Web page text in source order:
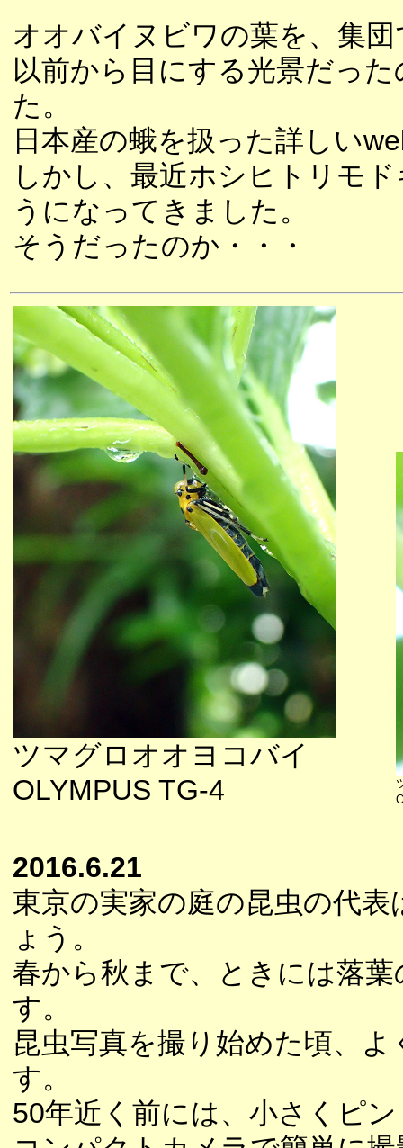
オオバイヌビワの葉を、集
以前から目にする光景だっ
た。
日本産の蛾を扱った詳しい
しかし、最近ホシヒトリモ
うになってきました。
そうだったのか・・・
ツマグロオオヨコバイ
OLYMPUS TG-4
2016.6.21
東京の実家の庭の昆虫の代
ょう。
春から秋まで、ときには落
す。
昆虫写真を撮り始めた頃、
す。
50年近く前には、小さくピ